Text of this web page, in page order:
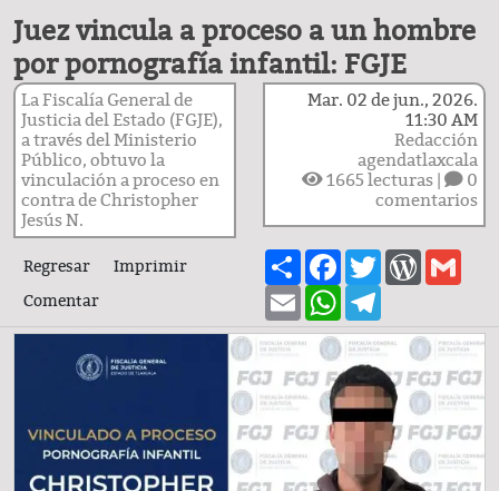
Juez vincula a proceso a un hombre
por pornografía infantil: FGJE
La Fiscalía General de
Justicia del Estado (FGJE),
a través del Ministerio
Público, obtuvo la
vinculación a proceso en
contra de Christopher
Jesús N.
Mar. 02 de jun., 2026.
11:30 AM
Redacción
agendatlaxcala
1665 lecturas |
0
comentarios
Regresar
Imprimir
Comentar
ShareFacebook
Twitter
EmailWhatsApp